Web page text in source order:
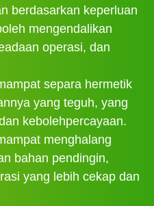
berdasarkan keperluan
mengendalikan
operasi, dan
separa hermetik
yang teguh, yang
kebolehpercayaan.
menghalang
bahan pendingin,
yang lebih cekap dan